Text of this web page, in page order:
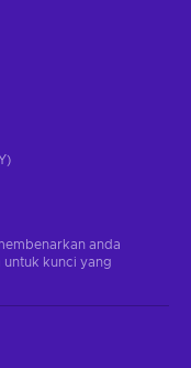
anda
kunci yang